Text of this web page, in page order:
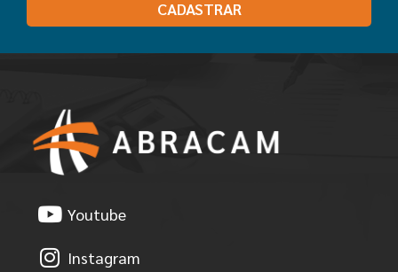
CADASTRAR
Youtube
Instagram